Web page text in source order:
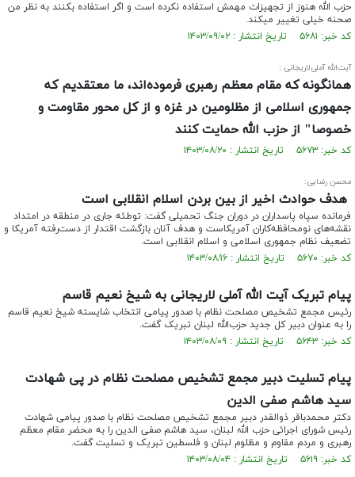
حزب الله هنوز از تجهیزات مهمش استفاده نکرده‌ است و اگر استفاده بکنند به نظر من
صحنه خیلی تغییر میکند.
کد خبر: ۵۶۸۱ تاریخ انتشار : ۱۴۰۳/۰۹/۰۲
آیت‌الله آملی‌لاریجانی :
همانگونه که مقام معظم رهبری فرموده‌اند، ما معتقدیم که
جمهوری اسلامی از مظلومین در غزه و از کل محور مقاومت و
خصوصا" از حزب الله حمایت کنند
کد خبر: ۵۶۷۳ تاریخ انتشار : ۱۴۰۳/۰۸/۲۰
محسن رضایی:
هدف حوادث اخیر از بین‌ بردن اسلام انقلابی است
فرمانده سپاه پاسداران در دوران جنگ تحمیلی گفت: توطئه جاری در منطقه در امتداد
نقشه‌های نومحافظه‌کاران آمریکاست و هدف آنان بازگشت اقتدار از دست‌رفته آمریکا و
تضعیف نظام جمهوری اسلامی و اسلام انقلابی است.
کد خبر: ۵۶۷۰ تاریخ انتشار : ۱۴۰۳/۰۸/۱۶
پیام تبریک آیت الله آملی لاریجانی به شیخ نعیم قاسم
رئیس مجمع تشخیص مصلحت نظام با صدور پیامی انتخاب شایسته شیخ نعیم قاسم
را به عنوان دبیر کل جدید حزب‌الله لبنان تبریک گفت.
کد خبر: ۵۶۴۳ تاریخ انتشار : ۱۴۰۳/۰۸/۰۹
پیام تسلیت دبیر مجمع تشخیص مصلحت نظام در پی شهادت
سید هاشم صفی الدین
دکتر محمدباقر ذوالقدر دبیر مجمع تشخیص مصلحت نظام با صدور پیامی شهادت
رئیس شورای اجرائی حزب الله لبنان، سید هاشم صفی الدین را به محضر مقام معظم
رهبری و مردم مقاوم و مظلوم لبنان و فلسطین تبریک و تسلیت گفت.
کد خبر: ۵۶۱۹ تاریخ انتشار : ۱۴۰۳/۰۸/۰۴